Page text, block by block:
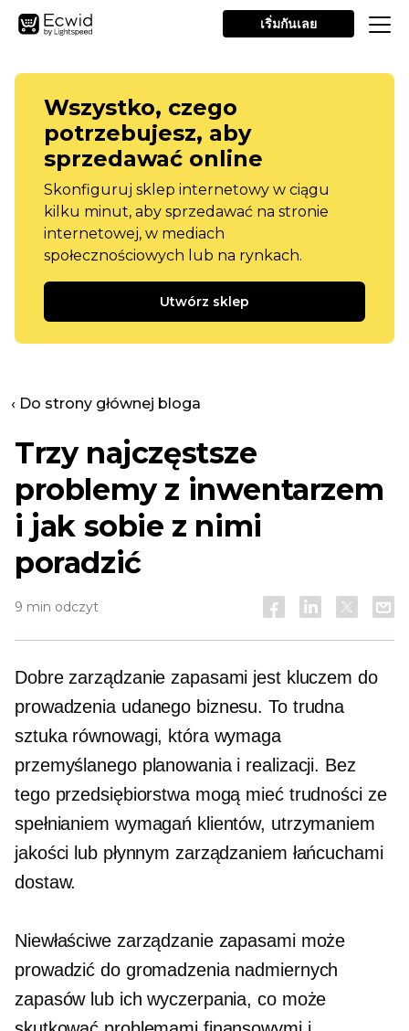
เริ่มกันเลย
Wszystko, czego
potrzebujesz, aby
sprzedawać online
Skonfiguruj sklep internetowy w ciągu
kilku minut, aby sprzedawać na stronie
internetowej, w mediach
społecznościowych lub na rynkach.
Utwórz sklep
‹ Do strony głównej bloga
Trzy najczęstsze
problemy z inwentarzem
i jak sobie z nimi
poradzić
9 min odczyt
Dobre zarządzanie zapasami jest kluczem do
prowadzenia udanego biznesu. To trudna
sztuka równowagi, która wymaga
przemyślanego planowania i realizacji. Bez
tego przedsiębiorstwa mogą mieć trudności ze
spełnianiem wymagań klientów, utrzymaniem
jakości lub płynnym zarządzaniem łańcuchami
dostaw.
Niewłaściwe zarządzanie zapasami może
prowadzić do gromadzenia nadmiernych
zapasów lub ich wyczerpania, co może